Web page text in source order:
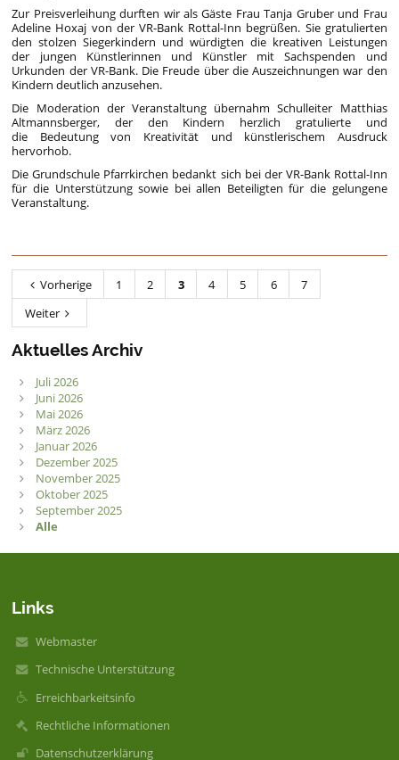
Zur Preisverleihung durften wir als Gäste Frau Tanja Gruber und Frau
Adeline Hoxaj von der VR-Bank Rottal-Inn begrüßen. Sie gratulierten
den stolzen Siegerkindern und würdigten die kreativen Leistungen
der jungen Künstlerinnen und Künstler mit Sachspenden und
Urkunden der VR-Bank. Die Freude über die Auszeichnungen war den
Kindern deutlich anzusehen.
Die Moderation der Veranstaltung übernahm Schulleiter Matthias
Altmannsberger, der den Kindern herzlich gratulierte und
die Bedeutung von Kreativität und künstlerischem Ausdruck
hervorhob.
Die Grundschule Pfarrkirchen bedankt sich bei der VR-Bank Rottal-Inn
für die Unterstützung sowie bei allen Beteiligten für die gelungene
Veranstaltung.
Vorherige 1 2 3 4 5 6
7
Weiter
Aktuelles Archiv
Juli 2026
Juni 2026
Mai 2026
März 2026
Januar 2026
Dezember 2025
November 2025
Oktober 2025
September 2025
Alle
Links
Webmaster
Technische Unterstützung
Erreichbarkeitsinfo
Rechtliche Informationen
Datenschutzerklärung